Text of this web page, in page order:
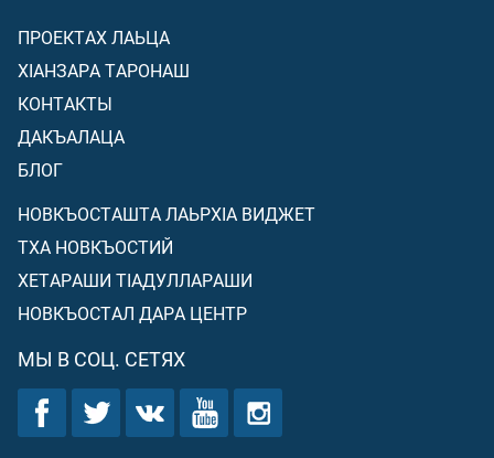
ПРОЕКТАХ ЛАЬЦА
ХIАНЗАРА ТАРОНАШ
КОНТАКТЫ
ДАКЪАЛАЦА
БЛОГ
НОВКЪОСТАШТА ЛАЬРХIА ВИДЖЕТ
ТХА НОВКЪОСТИЙ
ХЕТАРАШИ ТIАДУЛЛАРАШИ
НОВКЪОСТАЛ ДАРА ЦЕНТР
МЫ В СОЦ. СЕТЯХ